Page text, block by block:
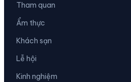
Tham quan
Ẩm thực
Khách sạn
Lễ hội
Kinh nghiệm